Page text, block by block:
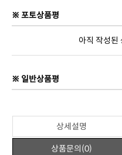
※ 포토상품평
아직 작성된
※ 일반상품평
상세설명
상품문의(0)